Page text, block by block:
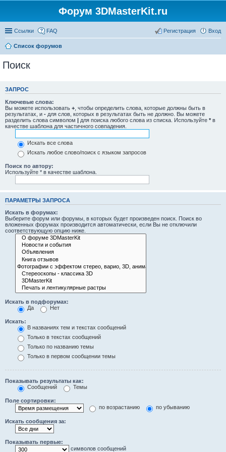
Форум 3DMasterKit.ru
Ссылки FAQ Вход
Регистрация
Список форумов
Поиск
ЗАПРОС
Ключевые слова:
Вы можете использовать + , чтобы определить слова, которые должны быть в
результатах, и - для слов, которых в результатах быть не должно. Вы можете
разделить слова символом | для поиска любого слова из списка. Используйте * в
качестве шаблона для частичного совпадения.
Искать все слова
Искать любое слово/поиск с языком запросов
Поиск по автору:
Используйте * в качестве шаблона.
ПАРАМЕТРЫ ЗАПРОСА
Искать в форумах:
Выберите форум или форумы, в которых будет произведен поиск. Поиск во
вложенных форумах производится автоматически, если Вы не отключили
соответствующую опцию ниже.
Искать в подфорумах:
Да
Нет
Искать:
В названиях тем и текстах сообщений
Только в текстах сообщений
Только по названию темы
Только в первом сообщении темы
Показывать результаты как:
Сообщений
Темы
Поле сортировки:
по возрастанию
по убыванию
Искать сообщения за:
Показывать первые:
символов сообщений